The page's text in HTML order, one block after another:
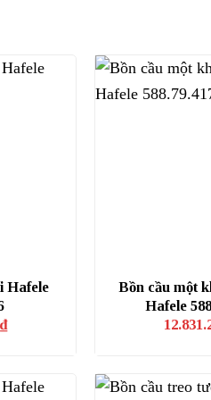
Hafele
₫
Bồn cầu một
Hafele